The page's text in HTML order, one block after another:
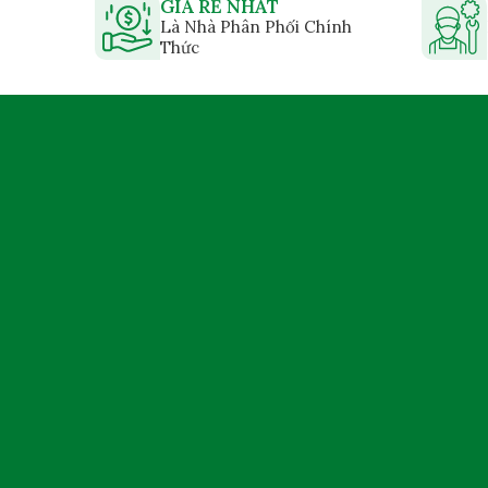
GIÁ RẺ NHẤT
Là Nhà Phân Phối Chính
Thức